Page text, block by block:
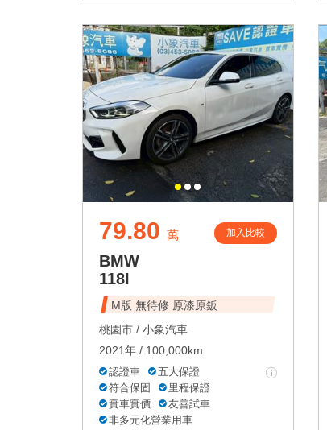
79.80 萬 加入比較
BMW
118I
M版 無待修 原漆原鈑
桃園市 / 小象汽車
2021年 / 100,000km
認證車
五大保證
符合保固
里程保證
實車實價
友善試車
非多元化營業用車